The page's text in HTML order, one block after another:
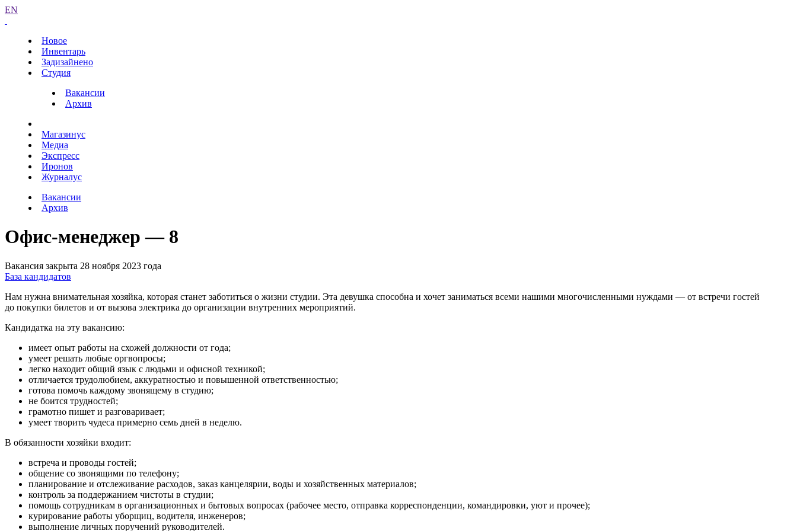
EN
Новое
Инвентарь
Задизайнено
Студия
Вакансии
Архив
Магазинус
Медиа
Экспресс
Иронов
Журналус
Вакансии
Архив
Офис-менеджер — 8
Вакансия закрыта 28 ноября 2023 года
База кандидатов
Нам нужна внимательная хозяйка, которая станет заботиться о жизни студии. Эта девушка способна и хочет заниматься всеми нашими многочисленными нуждами — от встречи гостей
до покупки билетов и от вызова электрика до организации внутренних мероприятий.
Кандидатка на эту вакансию:
имеет опыт работы на схожей должности от года;
умеет решать любые оргвопросы;
легко находит общий язык с людьми и офисной техникой;
отличается трудолюбием, аккуратностью и повышенной ответственностью;
готова помочь каждому звонящему в студию;
не боится трудностей;
грамотно пишет и разговаривает;
умеет творить чудеса примерно семь дней в неделю.
В обязанности хозяйки входит:
встреча и проводы гостей;
общение со звонящими по телефону;
планирование и отслеживание расходов, заказ канцелярии, воды и хозяйственных материалов;
контроль за поддержанием чистоты в студии;
помощь сотрудникам в организационных и бытовых вопросах (рабочее место, отправка корреспонденции, командировки, уют и прочее);
курирование работы уборщиц, водителя, инженеров;
выполнение личных поручений руководителей.